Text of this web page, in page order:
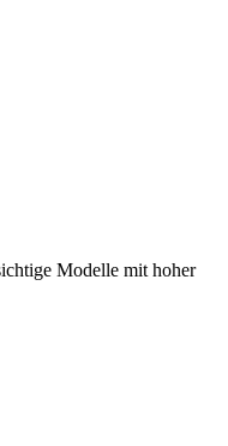
Modelle mit hoher